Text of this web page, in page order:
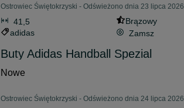
Ostrowiec Świętokrzyski - Odświeżono dnia 23 lipca 2026
41,5
Brązowy
adidas
Zamsz
Buty Adidas Handball Spezial
Nowe
Ostrowiec Świętokrzyski - Odświeżono dnia 24 lipca 2026